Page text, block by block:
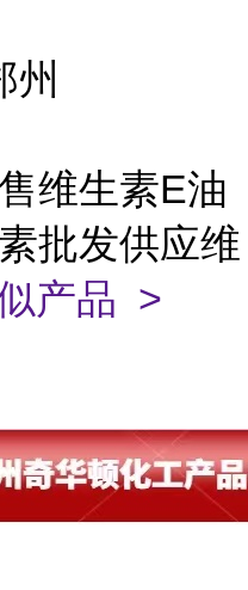
州
维生素E油
批发供应维
产品 >